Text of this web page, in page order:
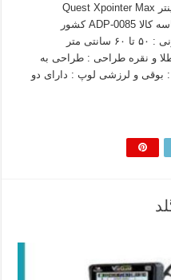
پین پوینتر Quest Xpointer Max پین پوینتر Quest Xpointer Max
برند : Quest دسته‌بندی : پین پوینتر شناسه کالا ADP-0085 کشور
سازنده : شرکت کوئست آمریکا عمق زنی : ۵۰ تا ۶۰ سانتی متر
و نقره طراحی : طراحی به
و لرزشی لوپ : دارای دو